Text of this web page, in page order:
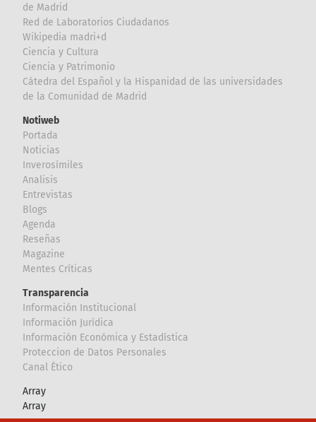
de Madrid
Red de Laboratorios Ciudadanos
Wikipedia madri+d
Ciencia y Cultura
Ciencia y Patrimonio
Cátedra del Español y la Hispanidad de las universidades
de la Comunidad de Madrid
Notiweb
Portada
Noticias
Inverosímiles
Analisis
Entrevistas
Blogs
Agenda
Reseñas
Magazine
Mentes Críticas
Transparencia
Información Institucional
Información Jurídica
Información Económica y Estadística
Proteccion de Datos Personales
Canal Ético
Array
Array